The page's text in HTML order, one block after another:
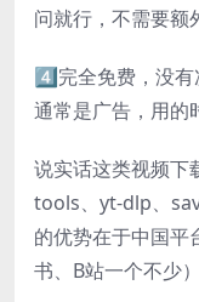
问就行，不需要额
4️⃣完全免费，没
通常是广告，用的
说实话这类视频
tools、yt-dlp、
的优势在于中国平
书、B站一个不少